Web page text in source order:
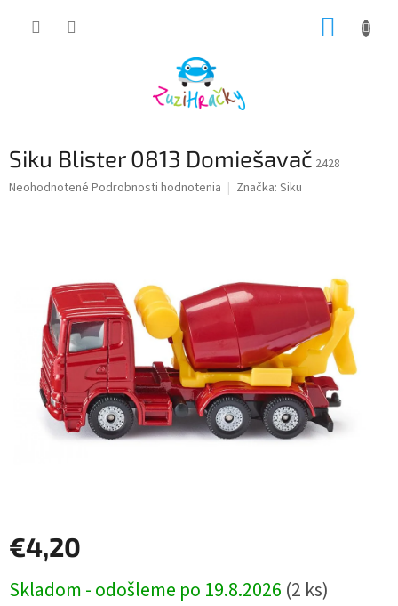
Siku Blister 0813 Domiešavač 2428
Priemerné
hviezdičiek.
Neohodnotené Podrobnosti hodnotenia Značka: Siku
€4,20
cena:
Skladom - odošleme po 19.8.2026 (2 ks)